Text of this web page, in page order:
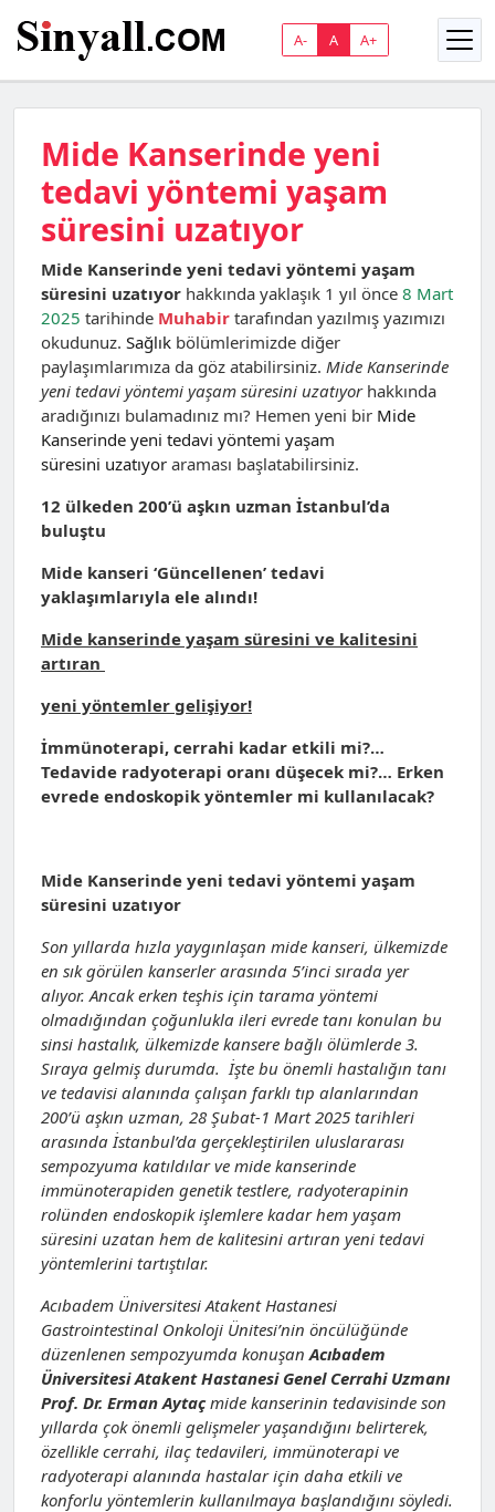
A- A A+
Mide Kanserinde yeni
tedavi yöntemi yaşam
süresini uzatıyor
Mide Kanserinde yeni tedavi yöntemi yaşam
süresini uzatıyor hakkında yaklaşık 1 yıl önce 8 Mart
2025 tarihinde Muhabir tarafından yazılmış yazımızı
okudunuz. Sağlık bölümlerimizde diğer
paylaşımlarımıza da göz atabilirsiniz. Mide Kanserinde
yeni tedavi yöntemi yaşam süresini uzatıyorhakkında
aradığınızı bulamadınız mı? Hemen yeni bir Mide
Kanserinde yeni tedavi yöntemi yaşam
süresini uzatıyor araması başlatabilirsiniz.
12 ülkeden 200’ü aşkın uzman İstanbul’da
buluştu
Mide kanseri ‘Güncellenen’ tedavi
yaklaşımlarıyla ele alındı!
Mide kanserinde yaşam süresini ve kalitesini
artıran
yeni yöntemler gelişiyor!
İmmünoterapi, cerrahi kadar etkili mi?…
Tedavide radyoterapi oranı düşecek mi?… Erken
evrede endoskopik yöntemler mi kullanılacak?
Mide Kanserinde yeni tedavi yöntemi yaşam
süresini uzatıyor
Son yıllarda hızla yaygınlaşan mide kanseri, ülkemizde
en sık görülen kanserler arasında 5’inci sırada yer
alıyor. Ancak erken teşhis için tarama yöntemi
olmadığından çoğunlukla ileri evrede tanı konulan bu
sinsi hastalık, ülkemizde kansere bağlı ölümlerde 3.
Sıraya gelmiş durumda. İşte bu önemli hastalığın tanı
ve tedavisi alanında çalışan farklı tıp alanlarından
200’ü aşkın uzman, 28 Şubat-1 Mart 2025 tarihleri
arasında İstanbul’da gerçekleştirilen uluslararası
sempozyuma katıldılar ve mide kanserinde
immünoterapiden genetik testlere, radyoterapinin
rolünden endoskopik işlemlere kadar hem yaşam
süresini uzatan hem de kalitesini artıran yeni tedavi
yöntemlerini tartıştılar.
Acıbadem Üniversitesi Atakent Hastanesi
Gastrointestinal Onkoloji Ünitesi’nin öncülüğünde
düzenlenen sempozyumda konuşanAcıbadem
Üniversitesi Atakent Hastanesi Genel Cerrahi Uzmanı
Prof. Dr. Erman Aytaçmide kanserinin tedavisinde son
yıllarda çok önemli gelişmeler yaşandığını belirterek,
özellikle cerrahi, ilaç tedavileri, immünoterapi ve
radyoterapi alanında hastalar için daha etkili ve
konforlu yöntemlerin kullanılmaya başlandığını söyledi.